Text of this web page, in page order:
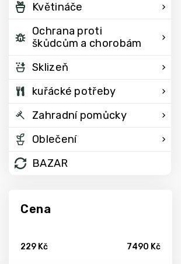
Květináče
Ochrana proti
škůdcům a chorobám
Sklizeň
kuřácké potřeby
Zahradní pomůcky
Oblečení
BAZAR
Cena
229 Kč 7490 Kč